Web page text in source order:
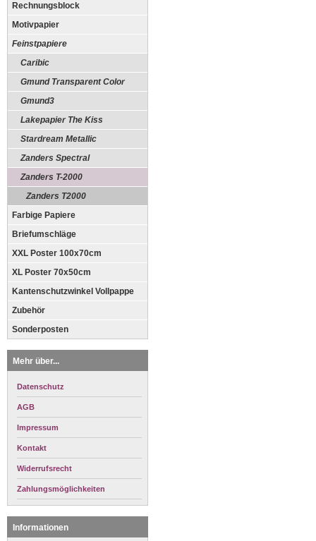
Rechnungsblock
Motivpapier
Feinstpapiere
Caribic
Gmund Transparent Color
Gmund3
Lakepapier The Kiss
Stardream Metallic
Zanders Spectral
Zanders T-2000
Zanders T2000
Farbige Papiere
Briefumschläge
XXL Poster 100x70cm
XL Poster 70x50cm
Kantenschutzwinkel Vollpappe
Zubehör
Sonderposten
Mehr über...
Datenschutz
AGB
Impressum
Kontakt
Widerrufsrecht
Zahlungsmöglichkeiten
Informationen